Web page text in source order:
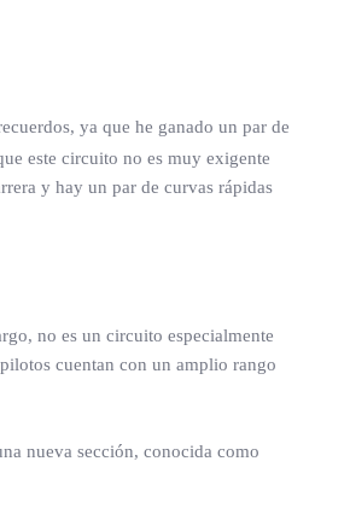
ya que he ganado un par de
este circuito no es muy exigente
y hay un par de curvas rápidas
no es un circuito especialmente
cuentan con un amplio rango
nueva sección, conocida como